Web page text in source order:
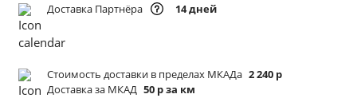
Доставка Партнёра 14 дней
Стоимость доставки в пределах МКАДа 2 240 р
Доставка за МКАД 50 р за км